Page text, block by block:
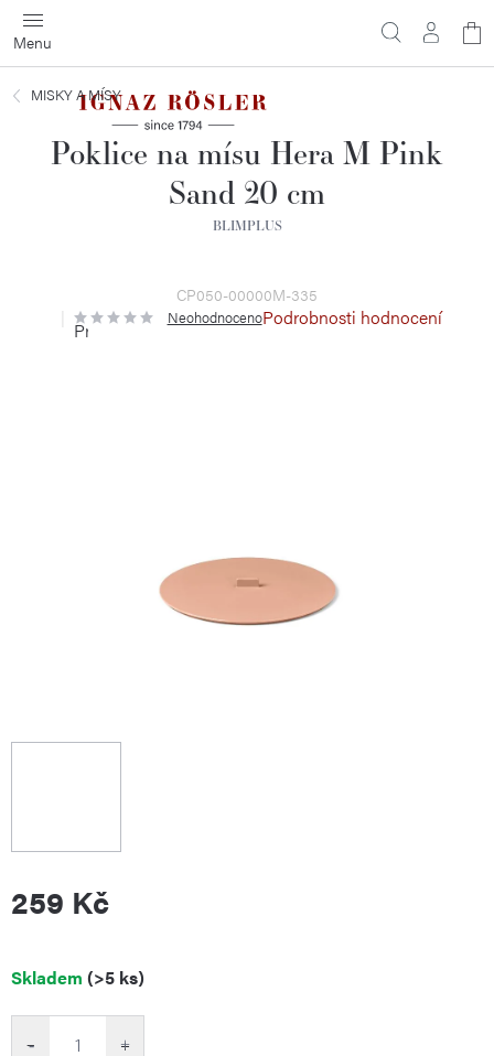
Přejít
na
obsah
MISKY A MÍSY
Poklice na mísu Hera M Pink
Sand 20 cm
BLIMPLUS
CP050-00000M-335
Průměrné
hodnocení
NeohodnocenoPodrobnosti hodnocení
259 Kč
Měrná
Skladem (>5 ks)
+
−